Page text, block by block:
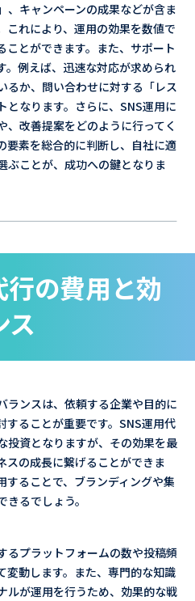
、キャンペーンの成果などが含ま
これにより、運用の効果を数値で
ことができます。また、サポート
。例えば、迅速な対応が求められ
るか、問い合わせに対する「レス
となります。さらに、SNS運用に
、改善提案をどのように行ってく
要素を総合的に判断し、自社に適
ぶことが、成功への鍵となりま
行の費用と効
ス
ランスは、依頼する企業や目的に
することが重要です。SNS運用代
投資となりますが、その効果を最
スの成長に繋げることができま
することで、ブランディングや集
るでしょう。
るプラットフォームの数や投稿頻
変動します。また、専門的な知識
ルが運用を行うため、効果的な戦